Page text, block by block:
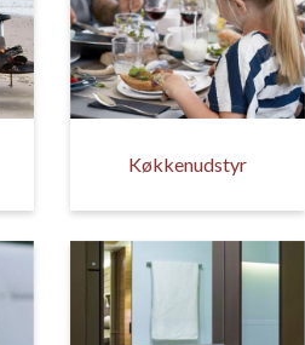
Køkkenudstyr